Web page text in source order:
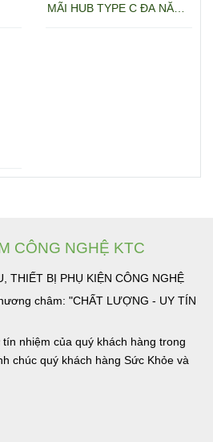
MÃI HUB TYPE C ĐA NĂNG
CÔNG NGHỆ KTC
THIẾT BỊ PHỤ KIỆN CÔNG NGHỆ
châm: "CHẤT LƯỢNG - UY TÍN
nhiệm của quý khách hàng trong
chúc quý khách hàng Sức Khỏe và